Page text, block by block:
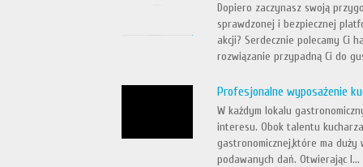
Dopiero zaczynasz swoją
sprawdzonej i bezpiecznej
akcji? Serdecznie polecamy Ci
rozwiązanie przypadną Ci do
Profesjonalne wyposażenie
W każdym lokalu
interesu. Obok talentu
gastronomicznej,które ma
podawanych dań. Otwierając l...